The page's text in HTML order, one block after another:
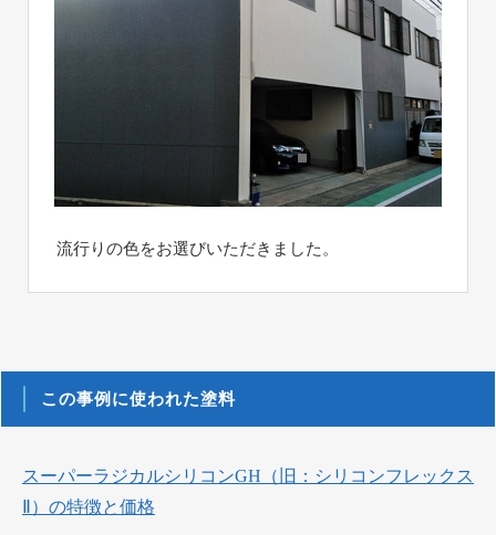
流行りの色をお選びいただきました。
この事例に使われた塗料
スーパーラジカルシリコンGH（旧：シリコンフレックス
Ⅱ）の特徴と価格